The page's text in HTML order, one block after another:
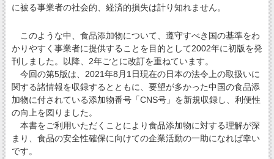
に被る事業者の社会的、経済的損失は計り知れません。
このような中、食品添加物について、遵守すべき国の基準をわ
かりやすく事業者に提供することを目的として2002年に初版を発
刊しました。以降、2年ごとに改訂を重ねています。
今回の第5版は、2021年8月1日現在の日本の法令上の取扱いに
関する諸情報を収録するとともに、要望が多かった中国の食品添
加物に付されている添加物番号「CNS号」を新規収録し、利便性
の向上を図りました。
本書をご利用いただくことにより食品添加物に対する理解が深
まり、食品の安全性確保に向けての企業活動の一助になれば幸い
です。